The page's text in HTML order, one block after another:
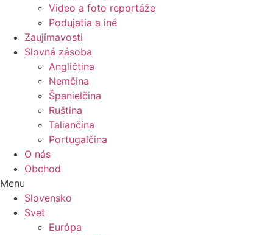
Video a foto reportáže
Podujatia a iné
Zaujímavosti
Slovná zásoba
Angličtina
Nemčina
Španielčina
Ruština
Taliančina
Portugalčina
O nás
Obchod
Menu
Slovensko
Svet
Európa